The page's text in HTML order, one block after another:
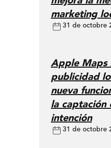
marketing
31 de octobre
Apple Maps
publicidad
nueva
la captación
intención
31 de octobre